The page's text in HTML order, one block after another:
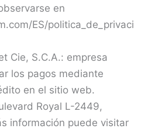
en
ES/politica_de_privaci
Cie, S.C.A.: empresa
los pagos mediante
en el sitio web.
Royal L-2449,
información puede visitar